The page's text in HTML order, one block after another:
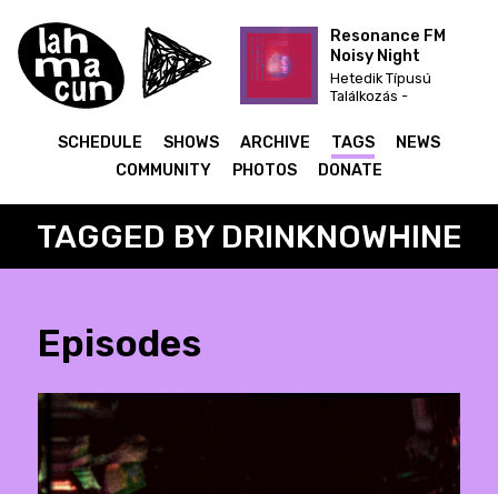
Resonance FM
Noisy Night
Hetedik Típusú
Találkozás -
felfújható mikulás
télapó 270cm
SCHEDULE SHOWS ARCHIVE TAGS
NEWS
COMMUNITY
PHOTOS DONATE
TAGGED BY DRINKNOWHINE
Episodes